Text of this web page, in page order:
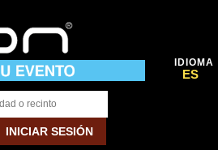
IDIOMA
ES
INICIAR SESIÓN